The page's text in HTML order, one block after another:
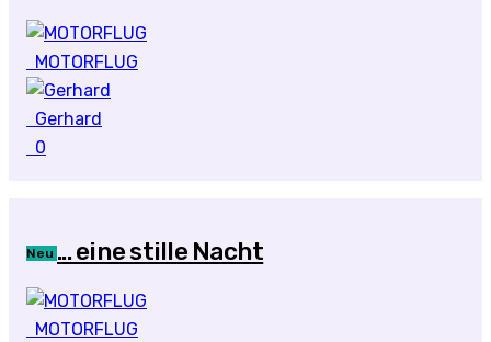
MOTORFLUG
Gerhard
0
Neu ... eine stille Nacht
MOTORFLUG